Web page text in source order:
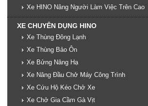
Xe HINO Nâng Người Làm Việc Trên Cao
XE CHUYÊN DỤNG HINO
Xe Thùng Đông Lạnh
Xe Thùng Bảo Ôn
Xe Bửng Nâng Hạ
Xe Nâng Đầu Chở Máy Công Trình
Xe Cứu Hộ Kéo Chở Xe
Xe Chở Gia Cầm Gà Vịt